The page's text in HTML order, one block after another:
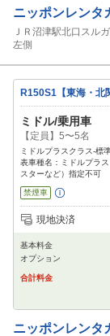
ニッポンレンタ
ＪＲ沼津駅北口スル
左側
R150S1【東海・
ミドル/乗用車
【定員】5〜5名
ミドルプラスクラス-標
表車種名：ミドルプラ
スターなど）指定不可
禁煙車
追加可能オプション
カーナビ
現地決済
基本料金
オプション
合計料金
ニッポンレンタ